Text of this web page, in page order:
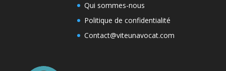
Qui sommes-nous
Politique de confidentialité
Contact@viteunavocat.com